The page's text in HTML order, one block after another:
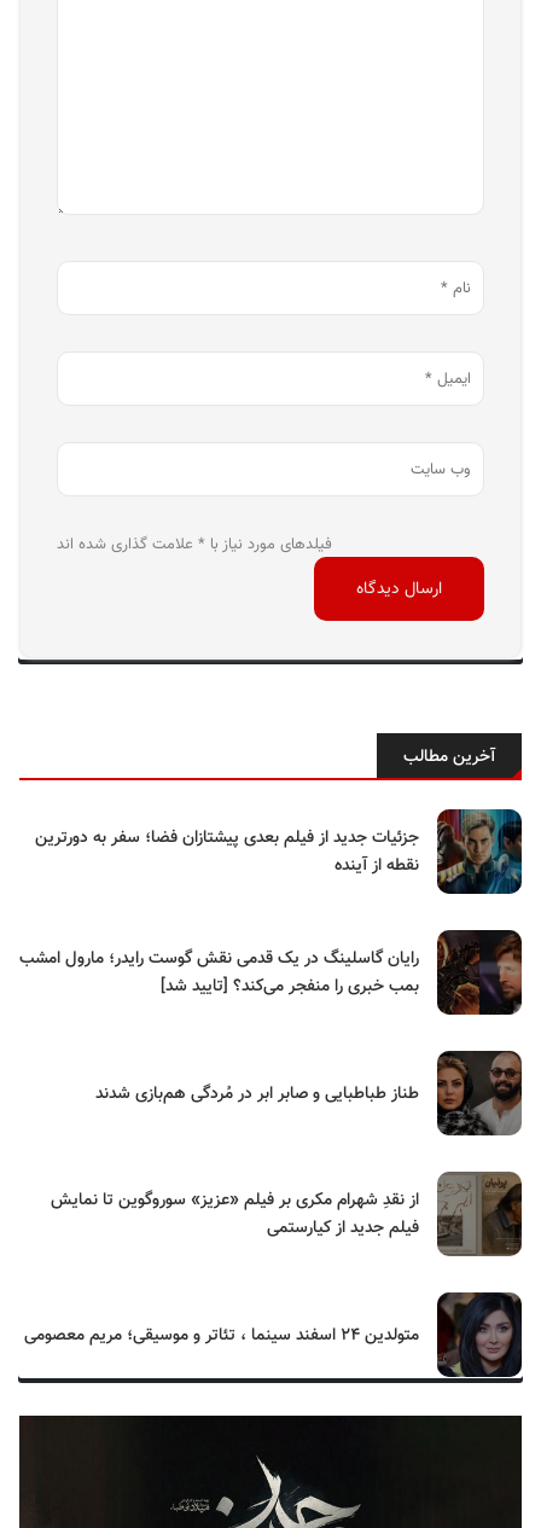
فیلدهای مورد نیاز با * علامت گذاری شده اند
آخرین مطالب
جزئیات جدید از فیلم بعدی پیشتازان فضا؛ سفر به دورترین
نقطه از آینده
رایان گاسلینگ در یک قدمی نقش گوست رایدر؛ مارول امشب
بمب خبری را منفجر می‌کند؟ [تایید شد]
طناز طباطبایی و صابر ابر در مُردگی هم‌بازی شدند
از نقدِ شهرام مکری بر فیلم «عزیز» سوروگوین تا نمایش
فیلم جدید از کیارستمی
متولدین ۲۴ اسفند سینما ، تئاتر و موسیقی؛ مریم معصومی